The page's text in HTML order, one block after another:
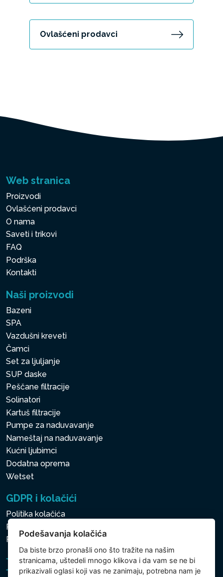
Ovlašćeni prodavci
Web stranica
Proizvodi
Ovlašćeni prodavci
O nama
Saveti i trikovi
FAQ
Podrška
Kontakti
Naši proizvodi
Bazeni
SPA
Vazdušni kreveti
Čamci
Set za ljuljanje
SUP daske
Peščane filtracije
Solinatori
Kartuš filtracije
Pumpe za naduvavanje
Nameštaj na naduvavanje
Kućni ljubimci
Dodatna oprema
Wetset
GDPR i kolačići
Politika kolačića
Politika zaštite ličnih i drugih obrađivanih podataka
Politika kolačića
Podešavanja kolačića
Da biste brzo pronašli ono što tražite na našim
stranicama, uštedeli mnogo klikova i da vam se ne bi
prikazivali oglasi koji vas ne zanimaju, potrebna nam je